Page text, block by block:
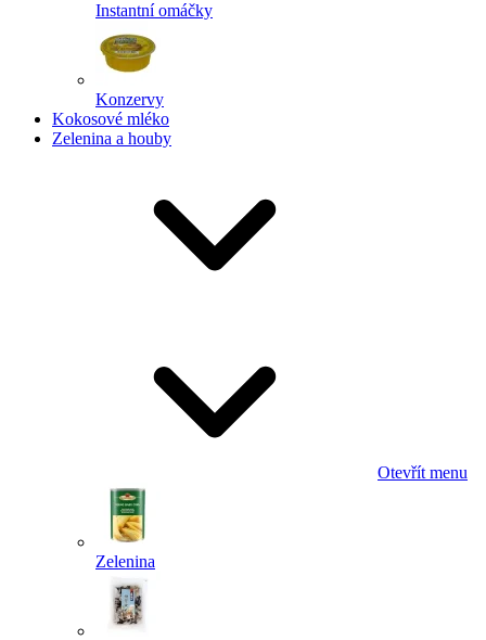
Instantní omáčky
Konzervy
Kokosové mléko
Zelenina a houby
Otevřít menu
Zelenina